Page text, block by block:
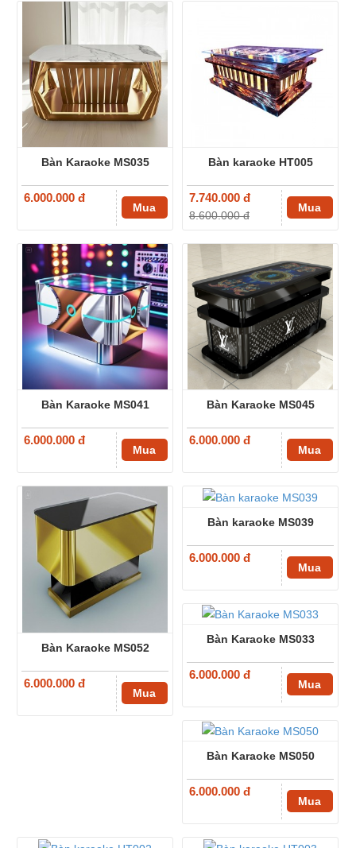
Bàn Karaoke MS035
6.000.000 đ
Mua
Bàn karaoke HT005
7.740.000 đ
8.600.000 đ
Mua
Bàn Karaoke MS041
6.000.000 đ
Mua
Bàn Karaoke MS045
6.000.000 đ
Mua
Bàn Karaoke MS052
6.000.000 đ
Mua
Bàn karaoke MS039
6.000.000 đ
Mua
Bàn Karaoke MS033
6.000.000 đ
Mua
Bàn Karaoke MS050
6.000.000 đ
Mua